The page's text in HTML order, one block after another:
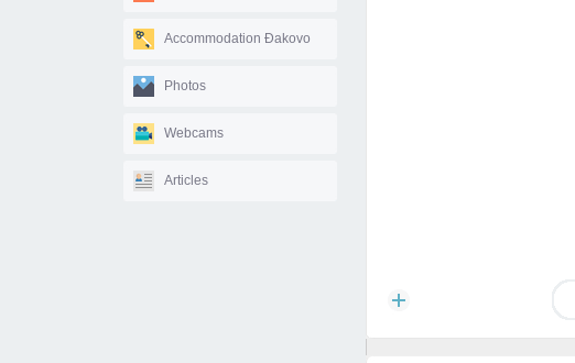
Accommodation Đakovo
Photos
Webcams
Articles